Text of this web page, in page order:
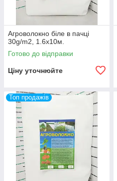
Агроволокно біле в пачці
30g/m2, 1.6х10м.
Готово до відправки
Ціну уточнюйте
Топ продажів